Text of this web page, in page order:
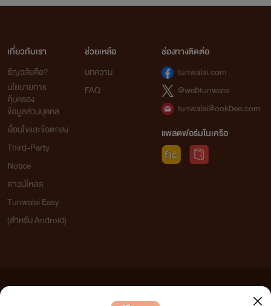
เกี่ยวกับเรา
ธัญวลัยคือ?
นโยบายการ
คุ้มครอง
ข้อมูลส่วนบุคคล
เงื่อนไขและข้อตกลง
Third-Party
Notice
ดาวน์โหลด
Tunwalai Easy
(สำหรับ Android)
ช่วยเหลือ
บทความ
FAQ
ช่องทางติดต่อ
tunwalai.com
@webtunwalai
tunwalai@ookbee.com
แพลตฟอร์มในเครือ